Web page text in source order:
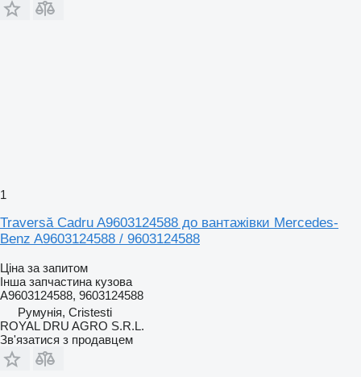
1
Traversă Cadru A9603124588 до вантажівки Mercedes-
Benz A9603124588 / 9603124588
Ціна за запитом
Інша запчастина кузова
A9603124588, 9603124588
Румунія, Cristesti
ROYAL DRU AGRO S.R.L.
Зв'язатися з продавцем